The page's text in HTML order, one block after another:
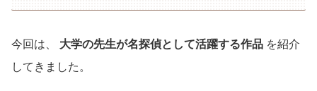
今回は、 大学の先生が名探偵として活躍する作品 を紹介
してきました。